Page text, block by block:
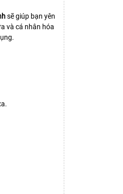
sẽ giúp bạn yên
và cá nhân hóa